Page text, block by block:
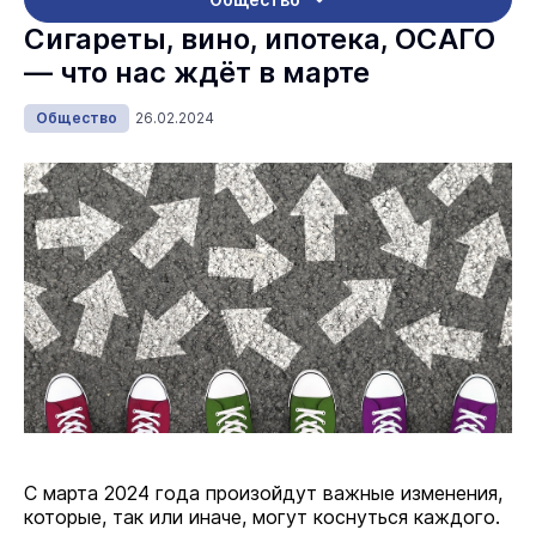
Сигареты, вино, ипотека, ОСАГО
— что нас ждёт в марте
Общество 26.02.2024
С марта 2024 года произойдут важные изменения,
которые, так или иначе, могут коснуться каждого.